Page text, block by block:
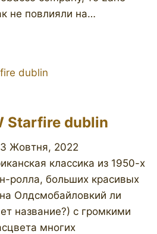
не повлияли на…
Starfire dublin
Жовтня, 2022
классика из 1950-х
ролла, больших красивых
Олдсмобайловкий ли
название?) с громкими
многих